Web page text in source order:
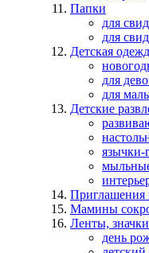
Папки
для
для
Детская
для
для
Детские
язычки-
Приглашения
Мамины
Ленты,
день